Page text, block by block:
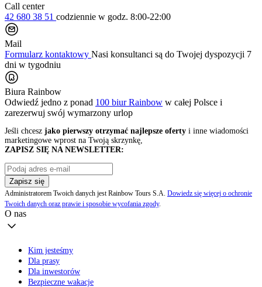
Call center
42 680 38 51 codziennie w godz. 8:00-22:00
Mail
Formularz kontaktowy Nasi konsultanci są do Twojej dyspozycji 7
dni w tygodniu
Biura Rainbow
Odwiedź jedno z ponad 100 biur Rainbow w całej Polsce i
zarezerwuj swój wymarzony urlop
Jeśli chcesz jako pierwszy otrzymać najlepsze oferty i inne wiadomości
marketingowe wprost na Twoją skrzynkę,
ZAPISZ SIĘ NA NEWSLETTER:
Zapisz się
Administratorem Twoich danych jest Rainbow Tours S.A. Dowiedz się więcej o ochronie
Twoich danych oraz prawie i sposobie wycofania zgody.
O nas
Kim jesteśmy
Dla prasy
Dla inwestorów
Bezpieczne wakacje